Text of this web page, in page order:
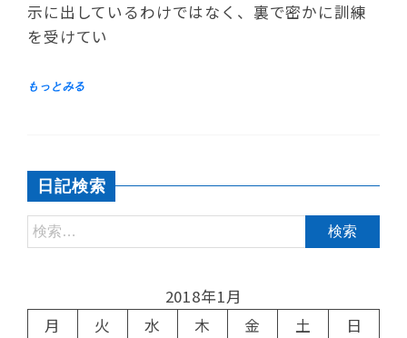
示に出しているわけではなく、裏で密かに訓練
を受けてい
日記検索
2018年1月
月
火 水 木 金 土
日